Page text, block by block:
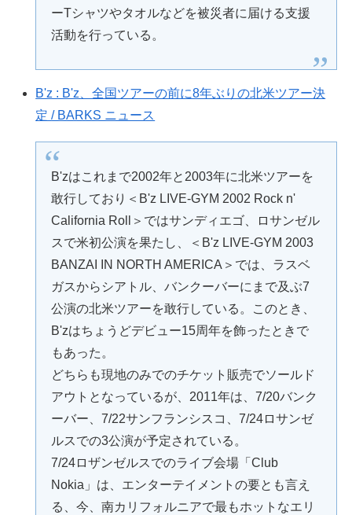
ーTシャツやタオルなどを被災者に届ける支援
活動を行っている。
B'z : B'z、全国ツアーの前に8年ぶりの北米ツアー決
定 / BARKS ニュース
B'zはこれまで2002年と2003年に北米ツアーを
敢行しており＜B'z LIVE-GYM 2002 Rock n'
California Roll＞ではサンディエゴ、ロサンゼル
スで米初公演を果たし、＜B'z LIVE-GYM 2003
BANZAI IN NORTH AMERICA＞では、ラスベ
ガスからシアトル、バンクーバーにまで及ぶ7
公演の北米ツアーを敢行している。このとき、
B'zはちょうどデビュー15周年を飾ったときで
もあった。
どちらも現地のみでのチケット販売でソールド
アウトとなっているが、2011年は、7/20バンク
ーバー、7/22サンフランシスコ、7/24ロサンゼ
ルスでの3公演が予定されている。
7/24ロザンゼルスでのライブ会場「Club
Nokia」は、エンターテイメントの要とも言え
る、今、南カリフォルニアで最もホットなエリ